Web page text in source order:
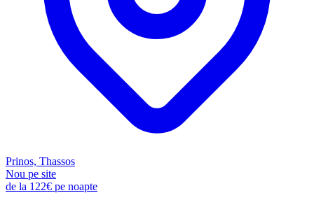
Prinos, Thassos
Nou pe site
de la 122€ pe noapte